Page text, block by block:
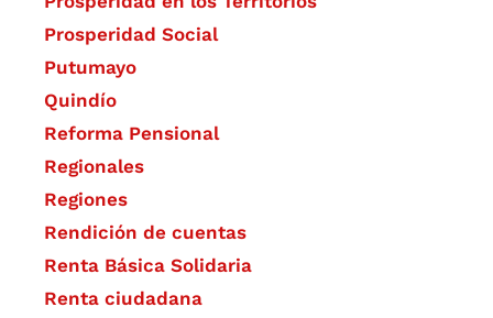
Prosperidad Social
Putumayo
Quindío
Reforma Pensional
Regionales
Regiones
Rendición de cuentas
Renta Básica Solidaria
Renta ciudadana